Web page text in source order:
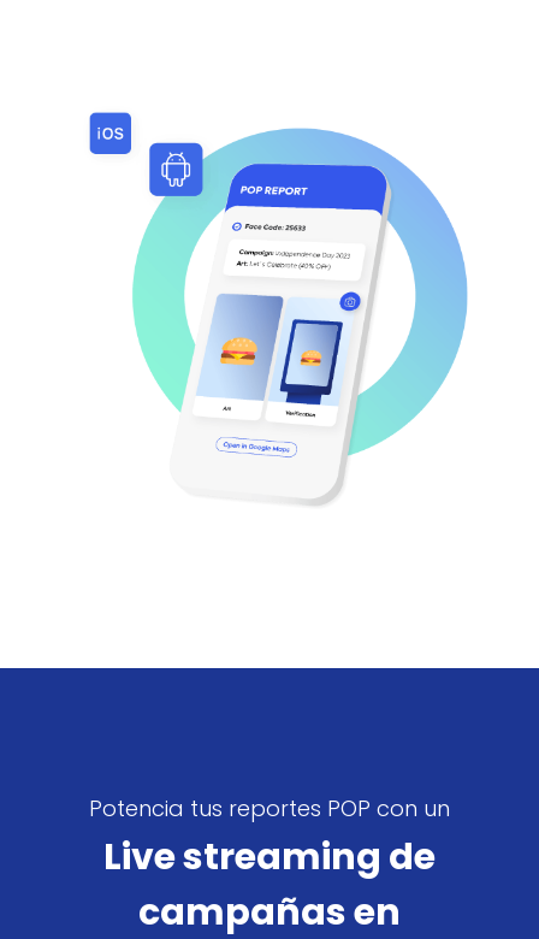
Potencia tus reportes POP con un
Live streaming de
campañas en